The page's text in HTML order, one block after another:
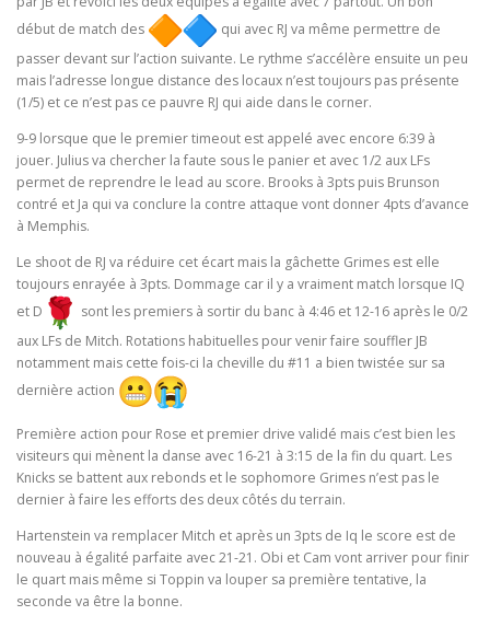
début de match des
qui avec RJ va même permettre de
passer devant sur l’action suivante. Le rythme s’accélère ensuite un peu
mais l’adresse longue distance des locaux n’est toujours pas présente
(1/5) et ce n’est pas ce pauvre RJ qui aide dans le corner.
9-9 lorsque que le premier timeout est appelé avec encore 6:39 à
jouer. Julius va chercher la faute sous le panier et avec 1/2 aux LFs
permet de reprendre le lead au score. Brooks à 3pts puis Brunson
contré et Ja qui va conclure la contre attaque vont donner 4pts d’avance
à Memphis.
Le shoot de RJ va réduire cet écart mais la gâchette Grimes est elle
toujours enrayée à 3pts. Dommage car il y a vraiment match lorsque IQ
et D
sont les premiers à sortir du banc à 4:46 et 12-16 après le 0/2
aux LFs de Mitch. Rotations habituelles pour venir faire souffler JB
notamment mais cette fois-ci la cheville du #11 a bien twistée sur sa
dernière action
Première action pour Rose et premier drive validé mais c’est bien les
visiteurs qui mènent la danse avec 16-21 à 3:15 de la fin du quart. Les
Knicks se battent aux rebonds et le sophomore Grimes n’est pas le
dernier à faire les efforts des deux côtés du terrain.
Hartenstein va remplacer Mitch et après un 3pts de Iq le score est de
nouveau à égalité parfaite avec 21-21. Obi et Cam vont arriver pour finir
le quart mais même si Toppin va louper sa première tentative, la
seconde va être la bonne.